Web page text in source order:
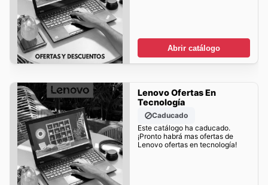
Abrir catálogo
Lenovo Ofertas En
Tecnología
Caducado
Este catálogo ha caducado.
¡Pronto habrá mas ofertas de
Lenovo ofertas en tecnología!